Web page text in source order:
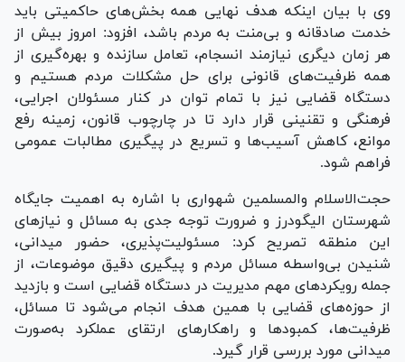
وی با بیان اینکه هدف نهایی همه بخش‌های حاکمیتی باید
خدمت صادقانه و بی‌منت به مردم باشد، افزود: امروز بیش از
هر زمان دیگری نیازمند انسجام، تعامل سازنده و بهره‌گیری از
همه ظرفیت‌های قانونی برای حل مشکلات مردم هستیم و
دستگاه قضایی نیز با تمام توان در کنار مسئولان اجرایی،
فرهنگی و تقنینی قرار دارد تا در چارچوب قانون، زمینه رفع
موانع، کاهش آسیب‌ها و تسریع در پیگیری مطالبات عمومی
فراهم شود.
حجت‌الاسلام والمسلمین شهواری با اشاره به اهمیت جایگاه
شهرستان الیگودرز و ضرورت توجه جدی به مسائل و نیاز‌های
این منطقه تصریح کرد: مسئولیت‌پذیری، حضور میدانی،
شنیدن بی‌واسطه مسائل مردم و پیگیری دقیق موضوعات، از
جمله رویکرد‌های مهم مدیریت در دستگاه قضایی است و بازدید
از حوزه‌های قضایی با همین هدف انجام می‌شود تا مسائل،
ظرفیت‌ها، کمبود‌ها و راهکار‌های ارتقای عملکرد به‌صورت
میدانی مورد بررسی قرار گیرد.